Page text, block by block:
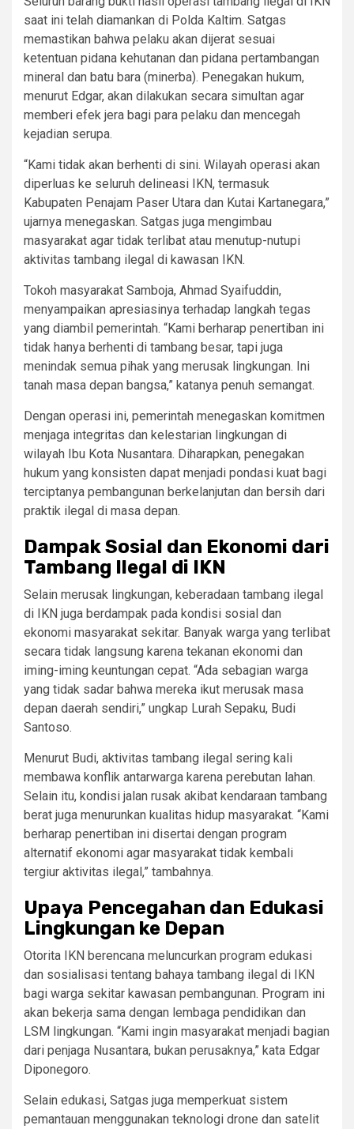
saat ini telah diamankan di Polda Kaltim. Satgas
memastikan bahwa pelaku akan dijerat sesuai
ketentuan pidana kehutanan dan pidana pertambangan
mineral dan batu bara (minerba). Penegakan hukum,
menurut Edgar, akan dilakukan secara simultan agar
memberi efek jera bagi para pelaku dan mencegah
kejadian serupa.
“Kami tidak akan berhenti di sini. Wilayah operasi akan
diperluas ke seluruh delineasi IKN, termasuk
Kabupaten Penajam Paser Utara dan Kutai Kartanegara,”
ujarnya menegaskan. Satgas juga mengimbau
masyarakat agar tidak terlibat atau menutup-nutupi
aktivitas tambang ilegal di kawasan IKN.
Tokoh masyarakat Samboja, Ahmad Syaifuddin,
menyampaikan apresiasinya terhadap langkah tegas
yang diambil pemerintah. “Kami berharap penertiban ini
tidak hanya berhenti di tambang besar, tapi juga
menindak semua pihak yang merusak lingkungan. Ini
tanah masa depan bangsa,” katanya penuh semangat.
Dengan operasi ini, pemerintah menegaskan komitmen
menjaga integritas dan kelestarian lingkungan di
wilayah Ibu Kota Nusantara. Diharapkan, penegakan
hukum yang konsisten dapat menjadi pondasi kuat bagi
terciptanya pembangunan berkelanjutan dan bersih dari
praktik ilegal di masa depan.
Dampak Sosial dan Ekonomi dari
Tambang Ilegal di IKN
Selain merusak lingkungan, keberadaan tambang ilegal
di IKN juga berdampak pada kondisi sosial dan
ekonomi masyarakat sekitar. Banyak warga yang terlibat
secara tidak langsung karena tekanan ekonomi dan
iming-iming keuntungan cepat. “Ada sebagian warga
yang tidak sadar bahwa mereka ikut merusak masa
depan daerah sendiri,” ungkap Lurah Sepaku, Budi
Santoso.
Menurut Budi, aktivitas tambang ilegal sering kali
membawa konflik antarwarga karena perebutan lahan.
Selain itu, kondisi jalan rusak akibat kendaraan tambang
berat juga menurunkan kualitas hidup masyarakat. “Kami
berharap penertiban ini disertai dengan program
alternatif ekonomi agar masyarakat tidak kembali
tergiur aktivitas ilegal,” tambahnya.
Upaya Pencegahan dan Edukasi
Lingkungan ke Depan
Otorita IKN berencana meluncurkan program edukasi
dan sosialisasi tentang bahaya tambang ilegal di IKN
bagi warga sekitar kawasan pembangunan. Program ini
akan bekerja sama dengan lembaga pendidikan dan
LSM lingkungan. “Kami ingin masyarakat menjadi bagian
dari penjaga Nusantara, bukan perusaknya,” kata Edgar
Diponegoro.
Selain edukasi, Satgas juga memperkuat sistem
pemantauan menggunakan teknologi drone dan satelit